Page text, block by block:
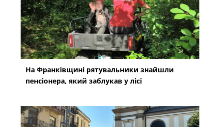
На Франківщині рятувальники знайшли
пенсіонера, який заблукав у лісі